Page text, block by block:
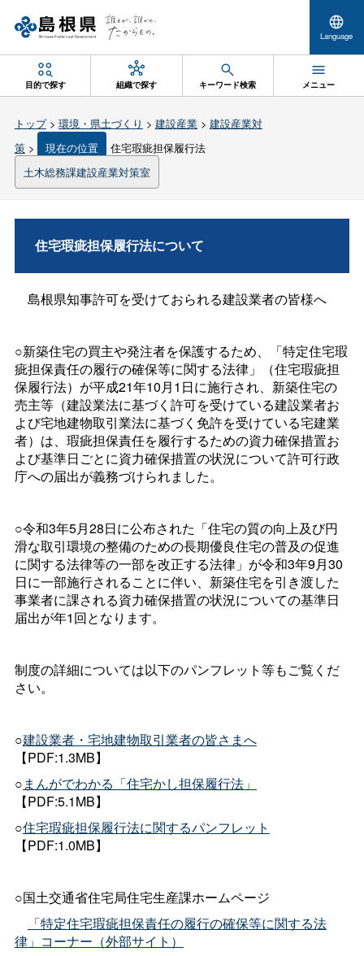
Language
目的で探す 組織で探す キーワード検索 メニュー
トップ> 環境・県土づくり > 建設産業> 建設産業対
策> 現在の位置
住宅瑕疵担保履行法
土木総務課建設産業対策室
住宅瑕疵担保履行法について
島根県知事許可を受けておられる建設業者の皆様へ
○新築住宅の買主や発注者を保護するため、「特定住宅瑕
疵担保責任の履行の確保等に関する法律」（住宅瑕疵担
保履行法）が平成21年10月1日に施行され、新築住宅の
売主等（建設業法に基づく許可を受けている建設業者お
よび宅地建物取引業法に基づく免許を受けている宅建業
者）は、瑕疵担保責任を履行するための資力確保措置お
よび基準日ごとに資力確保措置の状況について許可行政
庁への届出が義務づけられました。
○令和3年5月28日に公布された「住宅の質の向上及び円
滑な取引環境の整備のための長期優良住宅の普及の促進
に関する法律等の一部を改正する法律」が令和3年9月30
日に一部施行されることに伴い、新築住宅を引き渡した
事業者に課される資力確保措置の状況についての基準日
届出が年1回となります。
制度の詳細については以下のパンフレット等もご覧くだ
さい。
○建設業者・宅地建物取引業者の皆さまへ
【PDF:1.3MB】
○まんがでわかる「住宅かし担保履行法」
【PDF:5.1MB】
○住宅瑕疵担保履行法に関するパンフレット
【PDF:1.0MB】
○国土交通省住宅局住宅生産課ホームページ
「特定住宅瑕疵担保責任の履行の確保等に関する法
律」コーナー（外部サイト）